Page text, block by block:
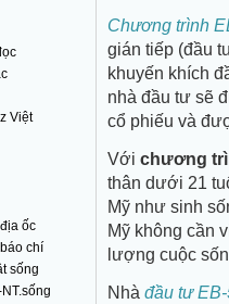
Việt
ốc
chí
sống
Chương trình
gián tiếp (đầu
khuyến khích
nhà đầu tư sẽ
cổ phiếu và
Với chương
thân dưới 21
Mỹ như sinh
Mỹ không cần
lượng cuộc
Nhà đầu tư